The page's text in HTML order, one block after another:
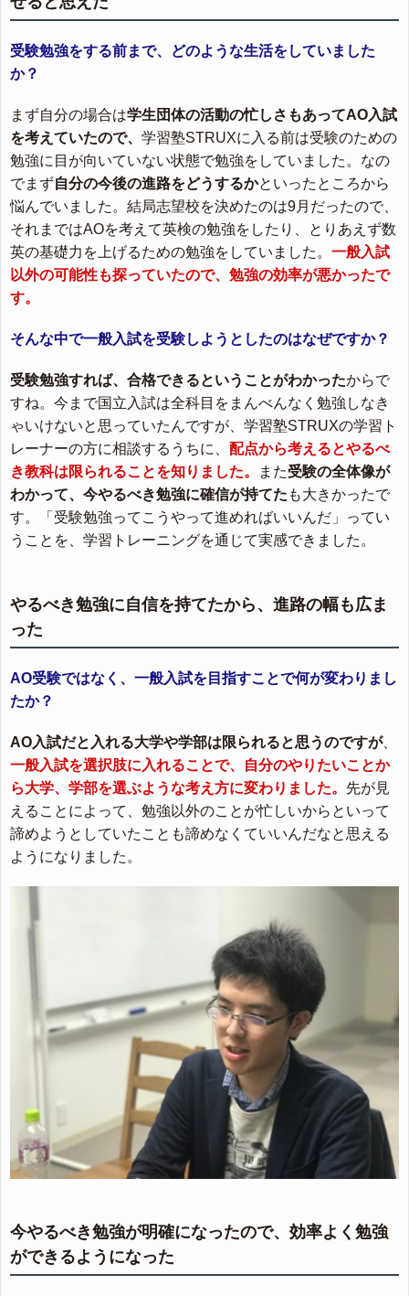
受験勉強をする前まで、どのような生活をしていました
か？
まず自分の場合は学生団体の活動の忙しさもあってAO入試
を考えていたので、 学習塾STRUXに入る前は受験のための
勉強に目が向いていない状態で勉強をしていました。なの
でまず自分の今後の進路をどうするかといったところから
悩んでいました。結局志望校を決めたのは9月だったので、
それまではAOを考えて英検の勉強をしたり、とりあえず数
英の基礎力を上げるための勉強をしていました。 一般入試
以外の可能性も探っていたので、勉強の効率が悪かったで
す。
そんな中で一般入試を受験しようとしたのはなぜですか？
受験勉強すれば、合格できるということがわかったからで
すね。今まで国立入試は全科目をまんべんなく勉強しなき
ゃいけないと思っていたんですが、学習塾STRUXの学習ト
レーナーの方に相談するうちに、 配点から考えるとやるべ
き教科は限られることを知りました。
また受験の全体像が
わかって、今やるべき勉強に確信が持てた も大きかったで
す。「受験勉強ってこうやって進めればいいんだ」ってい
うことを、学習トレーニングを通じて実感できました。
やるべき勉強に自信を持てたから、進路の幅も広ま
った
AO受験ではなく、一般入試を目指すことで何が変わりまし
たか？
AO入試だと入れる大学や学部は限られると思うのですが、
一般入試を選択肢に入れることで、自分のやりたいことか
ら大学、学部を選ぶような考え方に変わりました。 先が見
えることによって、勉強以外のことが忙しいからといって
諦めようとしていたことも諦めなくていいんだなと思える
ようになりました。
今やるべき勉強が明確になったので、効率よく勉強
ができるようになった